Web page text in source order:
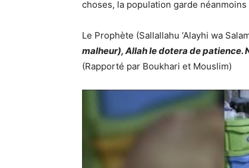
choses, la population garde
Le Prophète (Sallallahu ‘Alayhi wa
malheur), Allah le dotera de patience.
(Rapporté par Boukhari et Mouslim)